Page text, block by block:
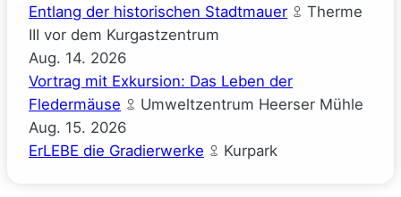
Entlang der historischen Stadtmauer
Therme
III vor dem Kurgastzentrum
Aug. 14. 2026
Vortrag mit Exkursion: Das Leben der
Fledermäuse
Umweltzentrum Heerser Mühle
Aug. 15. 2026
ErLEBE die Gradierwerke
Kurpark